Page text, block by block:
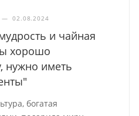
— 02.08.2024
и чайная
хорошо
нужно иметь
богатая